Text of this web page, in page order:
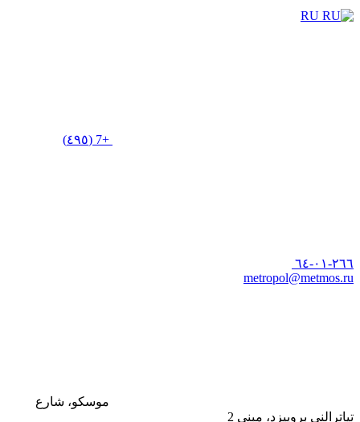
RU
+7 (٤٩٥)
٢٦٦-٠١-٦٤
metropol@metmos.ru
موسكو، شارع
تياترالني بروييزد، مبنى 2